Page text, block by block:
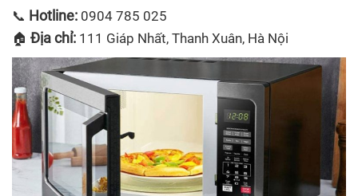
📞 Hotline: 0904 785 025
🏠 Địa chỉ: 111 Giáp Nhất, Thanh Xuân, Hà Nội